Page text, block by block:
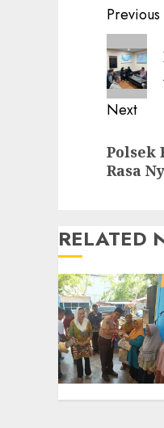
Post
Previous
Previous
post:
Next
post:
Polsek
Rasa
RELATED